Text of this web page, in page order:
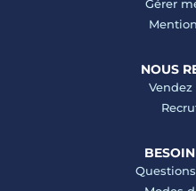
Gérer
NOUS
Vendez